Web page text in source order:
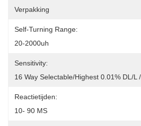
Verpakking
Self-Turning Range:
20-2000uh
Sensitivity:
16 Way Selectable/Highest 0.01% DL/L
Reactietijden:
10- 90 MS